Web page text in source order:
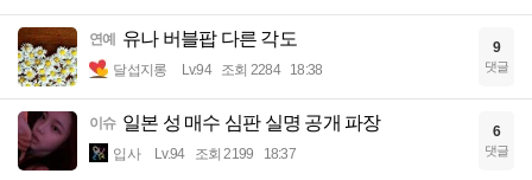
연예 유나 버블팝 다른 각도
달섭지롱 Lv.94 조회 2284 18:38
9
댓글
이슈 일본 성 매수 심판 실명 공개 파장
입사 Lv.94 조회 2199 18:37
6
댓글